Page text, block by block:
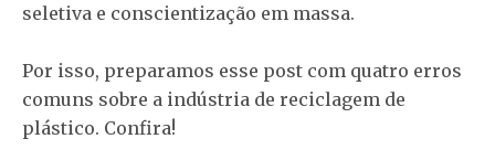
seletiva e conscientização em massa.
Por isso, preparamos esse post com quatro erros
comuns sobre a indústria de reciclagem de
plástico. Confira!